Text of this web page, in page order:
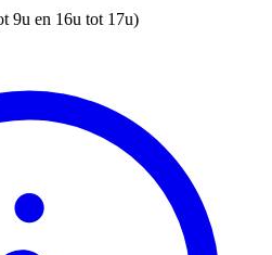
9u en 16u tot 17u)